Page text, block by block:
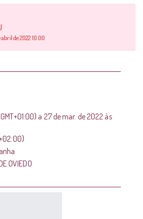
de 2022 10:00
a 27 de mar. de 2022 às
OVIEDO